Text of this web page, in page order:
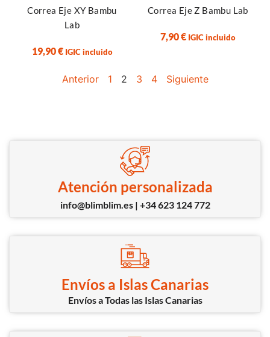
Correa Eje XY Bambu
Lab
19,90€ IGIC incluido
Correa Eje Z Bambu Lab
7,90€ IGIC incluido
Anterior 1 2 3 4 Siguiente
Atención personalizada
info@blimblim.es | +34 623 124 772
Envíos a Islas Canarias
Envíos a Todas las Islas Canarias